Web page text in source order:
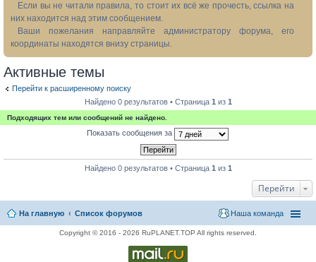
Если вы не читали правила, то стоит их всё же прочесть, ссылка на
них находится над этим сообщением.
Ваши пожелания направляйте администратору форума, его
координаты находятся внизу страницы.
Активные темы
Перейти к расширенному поиску
Найдено 0 результатов • Страница 1 из 1
Подходящих тем или сообщений не найдено.
Показать сообщения за
Найдено 0 результатов • Страница 1 из 1
Перейти
На главную Список форумов Наша команда
Copyright © 2016 - 2026 RuPLANET.TOP All rights reserved.